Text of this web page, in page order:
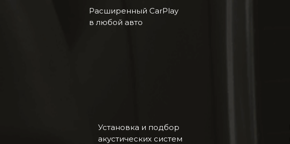
Установка и подбор
акустических систем
Расширенный CarPlay
в любой авто